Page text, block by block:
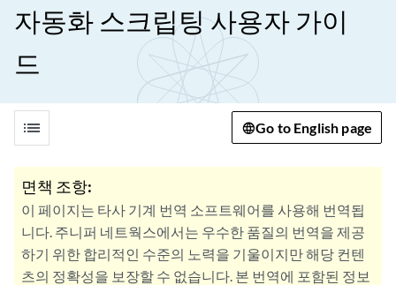
자동화 스크립팅 사용자 가이
드
list Go to English page
면책 조항:
이 페이지는 타사 기계 번역 소프트웨어를 사용해 번역됩
니다. 주니퍼 네트웍스에서는 우수한 품질의 번역을 제공
하기 위한 합리적인 수준의 노력을 기울이지만 해당 컨텐
츠의 정확성을 보장할 수 없습니다. 본 번역에 포함된 정보